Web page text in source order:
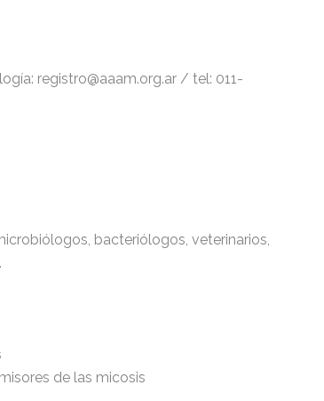
registro@aaam.org.ar / tel: 011-
bacteriólogos, veterinarios,
de las micosis